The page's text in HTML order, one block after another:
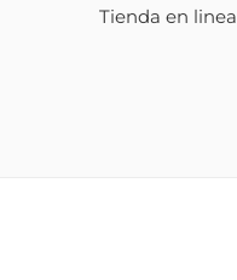
Tienda en linea